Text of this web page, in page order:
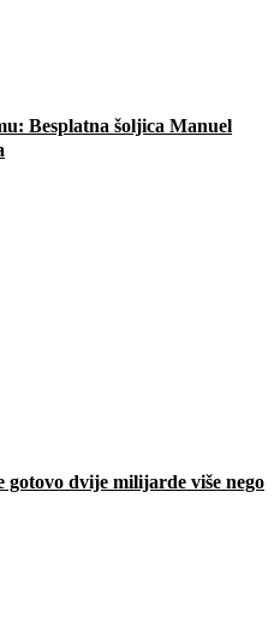
Besplatna šoljica Manuel
dvije milijarde više nego